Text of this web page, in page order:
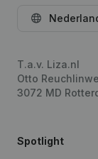
T.a.v. Liza.nl
Otto
3072 MD
Spotlight